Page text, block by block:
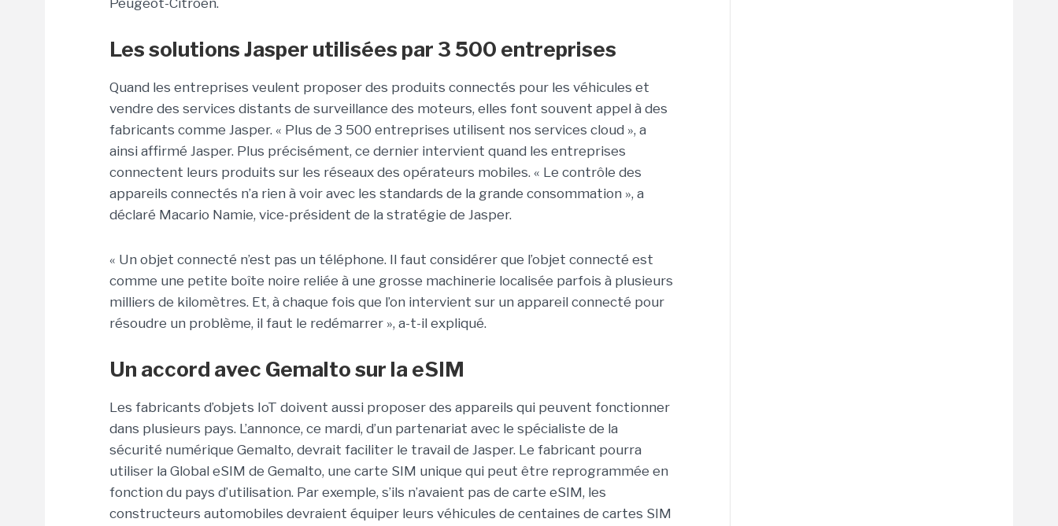
Peugeot-Citroën.
Les solutions Jasper utilisées par 3 500 entreprises
Quand les entreprises veulent proposer des produits connectés pour les véhicules et
vendre des services distants de surveillance des moteurs, elles font souvent appel à des
fabricants comme Jasper. « Plus de 3 500 entreprises utilisent nos services cloud », a
ainsi affirmé Jasper. Plus précisément, ce dernier intervient quand les entreprises
connectent leurs produits sur les réseaux des opérateurs mobiles. « Le contrôle des
appareils connectés n’a rien à voir avec les standards de la grande consommation », a
déclaré Macario Namie, vice-président de la stratégie de Jasper.
« Un objet connecté n’est pas un téléphone. Il faut considérer que l’objet connecté est
comme une petite boîte noire reliée à une grosse machinerie localisée parfois à plusieurs
milliers de kilomètres. Et, à chaque fois que l’on intervient sur un appareil connecté pour
résoudre un problème, il faut le redémarrer », a-t-il expliqué.
Un accord avec Gemalto sur la eSIM
Les fabricants d’objets IoT doivent aussi proposer des appareils qui peuvent fonctionner
dans plusieurs pays. L’annonce, ce mardi, d’un partenariat avec le spécialiste de la
sécurité numérique Gemalto, devrait faciliter le travail de Jasper. Le fabricant pourra
utiliser la Global eSIM de Gemalto, une carte SIM unique qui peut être reprogrammée en
fonction du pays d’utilisation. Par exemple, s’ils n’avaient pas de carte eSIM, les
constructeurs automobiles devraient équiper leurs véhicules de centaines de cartes SIM